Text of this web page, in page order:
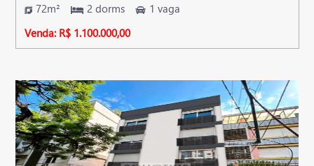
72m²
2 dorms
1 vaga
Venda: R$ 1.100.000,00